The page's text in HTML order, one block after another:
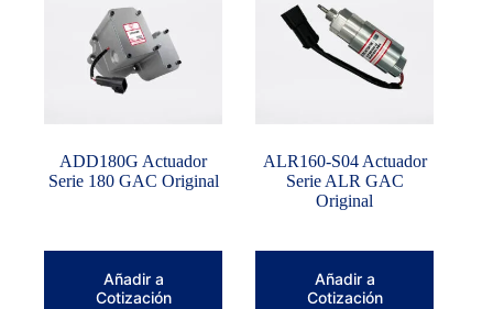
ADD180G Actuador
Serie 180 GAC Original
Añadir a
Cotización
ALR160-S04 Actuador
Serie ALR GAC
Original
Añadir a
Cotización